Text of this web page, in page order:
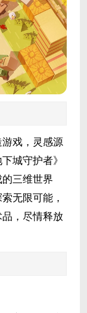
戏，灵感源
城守护者》
三维世界
无限可能，
，尽情释放